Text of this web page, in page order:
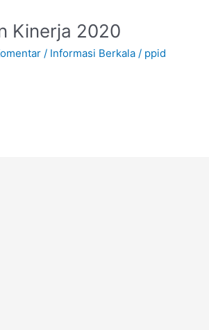
Kinerja 2020
/ Informasi Berkala / ppid